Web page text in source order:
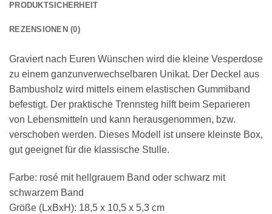
PRODUKTSICHERHEIT
REZENSIONEN (0)
Graviert nach Euren Wünschen wird die kleine Vesperdose
zu einem ganzunverwechselbaren Unikat. Der Deckel aus
Bambusholz wird mittels einem elastischen Gummiband
befestigt. Der praktische Trennsteg hilft beim Separieren
von Lebensmitteln und kann herausgenommen, bzw.
verschoben werden. Dieses Modell ist unsere kleinste Box,
gut geeignet für die klassische Stulle.
Farbe: rosé mit hellgrauem Band oder schwarz mit
schwarzem Band
Größe (LxBxH): 18,5 x 10,5 x 5,3 cm